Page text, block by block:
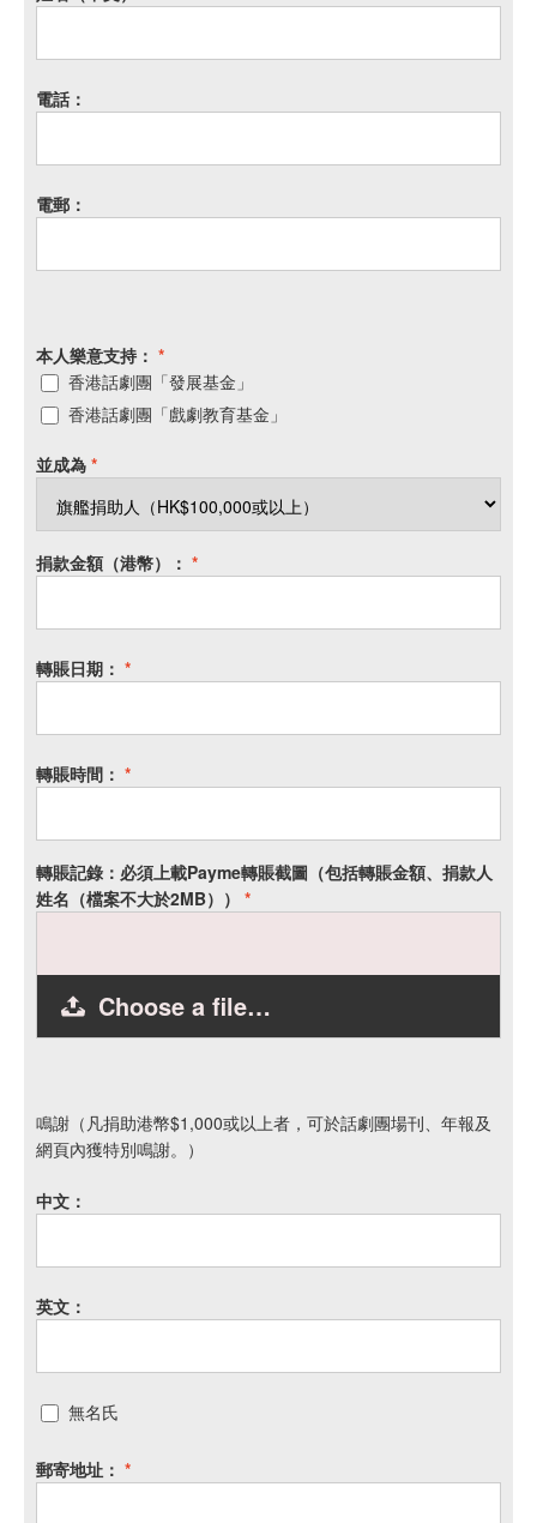
電話：
電郵：
本人樂意支持： *
香港話劇團「發展基金」
香港話劇團「戲劇教育基金」
並成為 *
捐款金額（港幣）： *
轉賬日期： *
轉賬時間： *
轉賬記錄：必須上載Payme轉賬截圖（包括轉賬金額、捐款人
姓名（檔案不大於2MB）） *
Choose a file…
鳴謝（凡捐助港幣$1,000或以上者，可於話劇團場刊、年報及
網頁內獲特別鳴謝。）
中文：
英文：
無名氏
郵寄地址： *